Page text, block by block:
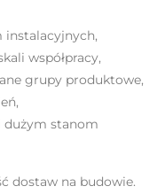
instalacyjnych,
współpracy,
grupy produktowe,
dużym stanom
dostaw na budowie.